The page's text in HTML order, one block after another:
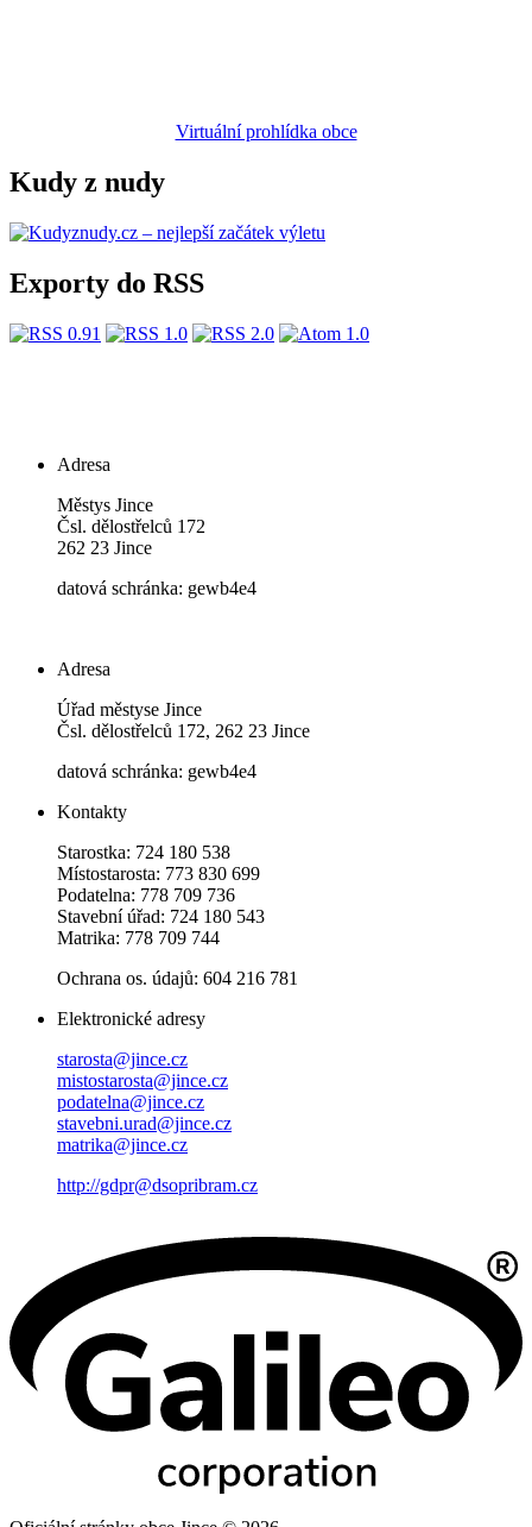
Virtuální prohlídka obce
Kudy z nudy
Exporty do RSS
Adresa
Městys Jince
Čsl. dělostřelců 172
262 23 Jince
datová schránka: gewb4e4
Adresa
Úřad městyse Jince
Čsl. dělostřelců 172, 262 23 Jince
datová schránka: gewb4e4
Kontakty
Starostka: 724 180 538
Místostarosta: 773 830 699
Podatelna: 778 709 736
Stavební úřad: 724 180 543
Matrika: 778 709 744
Ochrana os. údajů: 604 216 781
Elektronické adresy
starosta@jince.cz
mistostarosta@jince.cz
podatelna@jince.cz
stavebni.urad@jince.cz
matrika@jince.cz
http://gdpr@dsopribram.cz